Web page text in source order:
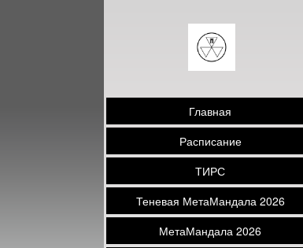
Главная
Расписание
ТИРС
Теневая МетаМандала 2026
МетаМандала 2026